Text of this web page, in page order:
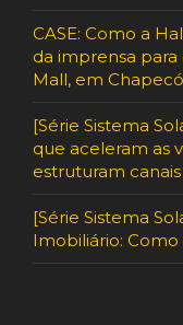
CASE: Como a
da imprensa
Mall, em Chapecó
[Série Sistema
que aceleram as
estruturam
[Série Sistema
Imobiliário: